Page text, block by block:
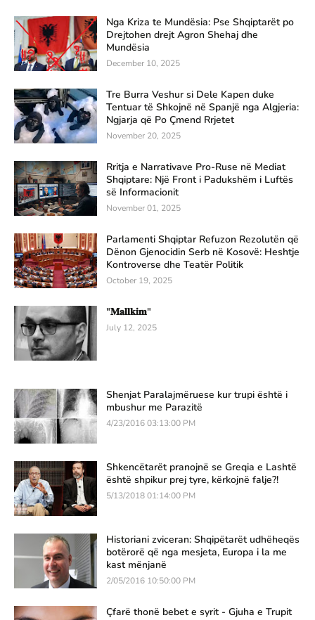
Nga Kriza te Mundësia: Pse Shqiptarët po
Drejtohen drejt Agron Shehaj dhe
Mundësia
December 10, 2025
Tre Burra Veshur si Dele Kapen duke
Tentuar të Shkojnë në Spanjë nga Algjeria:
Ngjarja që Po Çmend Rrjetet
November 20, 2025
Rritja e Narrativave Pro-Ruse në Mediat
Shqiptare: Një Front i Padukshëm i Luftës
së Informacionit
November 01, 2025
Parlamenti Shqiptar Refuzon Rezolutën që
Dënon Gjenocidin Serb në Kosovë: Heshtje
Kontroverse dhe Teatër Politik
October 19, 2025
"𝐌𝐚𝐥𝐥𝐤𝐢𝐦"
July 12, 2025
Shenjat Paralajmëruese kur trupi është i
mbushur me Parazitë
4/23/2016 03:13:00 PM
Shkencëtarët pranojnë se Greqia e Lashtë
është shpikur prej tyre, kërkojnë falje?!
5/13/2018 01:14:00 PM
Historiani zviceran: Shqipëtarët udhëheqës
botërorë që nga mesjeta, Europa i la me
kast mënjanë
2/05/2016 10:50:00 PM
Çfarë thonë bebet e syrit - Gjuha e Trupit